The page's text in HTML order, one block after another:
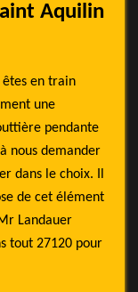
Aquilin
êtes en train
une
pendante
nous demander
dans le choix. Il
de cet élément
Landauer
tout 27120 pour